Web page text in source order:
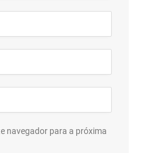
navegador para a próxima